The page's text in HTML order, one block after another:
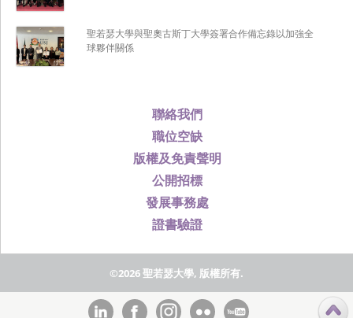
聯絡我們
職位空缺
版權及免責聲明
公開招標
發展事務處
證書驗證
聖若瑟大學與聖奧古斯丁大學簽署合作備忘錄以加強全
球夥伴關係
©2026 聖若瑟大學, 版權所有.